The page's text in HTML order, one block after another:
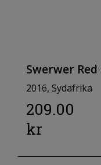
Swerwer
2016, Sydafrika
209.00
kr